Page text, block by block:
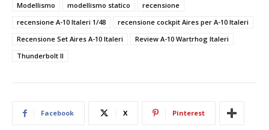
Modellismo
modellismo statico
recensione
recensione A-10 Italeri 1/48
recensione cockpit Aires per A-10 Italeri
Recensione Set Aires A-10 Italeri
Review A-10 Wartrhog Italeri
Thunderbolt II
Facebook X Pinterest